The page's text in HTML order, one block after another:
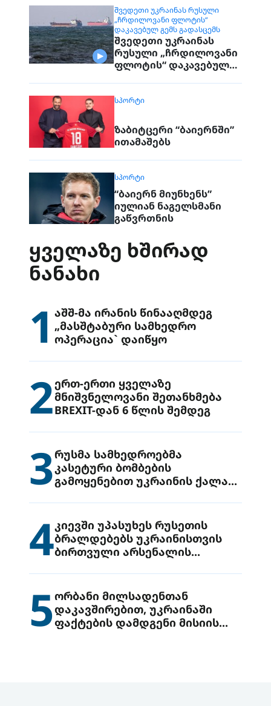
ᲨᲕᲔᲓᲔᲗᲘ ᲣᲙᲠᲐᲘᲜᲐᲡ ᲠᲣᲡᲣᲚᲘ
„ᲩᲠᲓᲘᲚᲝᲕᲐᲜᲘ ᲤᲚᲝᲢᲘᲡ“
ᲓᲐᲙᲐᲕᲔᲑᲣᲚ ᲒᲔᲛᲡ ᲒᲐᲓᲐᲡᲪᲔᲛᲡ
შვედეთი უკრაინას
რუსული „ჩრდილოვანი
ფლოტის“ დაკავებულ
ᲡᲞᲝᲠᲢᲘ
ზაბიტცერი “ბაიერნში”
ითამაშებს
ᲡᲞᲝᲠᲢᲘ
“ბაიერნ მიუნხენს”
იულიან ნაგელსმანი
გაწვრთნის
ᲧᲕᲔᲚᲐᲖᲔ ᲮᲨᲘᲠᲐᲓ
ᲜᲐᲜᲐᲮᲘ
1 აშშ-მა ირანის წინააღმდეგ
„მასშტაბური სამხედრო
ოპერაცია` დაიწყო
2ერთ-ერთი ყველაზე
მნიშვნელოვანი შეთანხმება
BREXIT-დან 6 წლის შემდეგ
3რუსმა სამხედროებმა
კასეტური ბომბების
გამოყენებით უკრაინის ქალაქ
4კიევში უპასუხეს რუსეთის
ბრალდებებს უკრაინისთვის
ბირთვული არსენალის
5ორბანი მილსადენთან
დაკავშირებით, უკრაინაში
ფაქტების დამდგენი მისიის